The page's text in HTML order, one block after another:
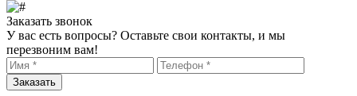
Заказать звонок
У вас есть вопросы? Оставьте свои контакты, и мы
перезвоним вам!
Заказать